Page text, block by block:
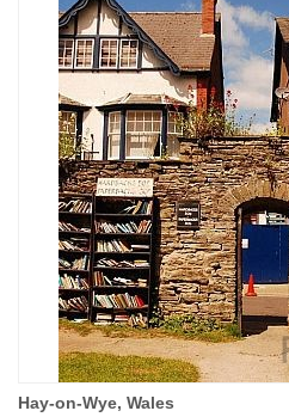
Hay-on-Wye, Wales